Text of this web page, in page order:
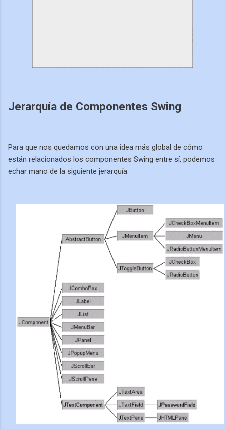
Jerarquía de Componentes Swing
Para que nos quedamos con una idea más global de cómo
están relacionados los componentes Swing entre sí, podemos
echar mano de la siguiente jerarquía.